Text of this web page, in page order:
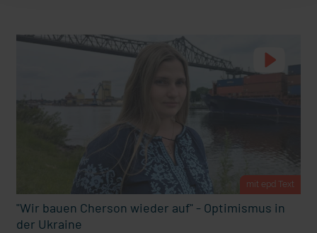
mit epd Text
"Wir bauen Cherson wieder auf" - Optimismus in
der Ukraine